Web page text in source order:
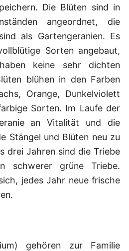
Die Blüten sind in
angeordnet, die
als Gartengeranien. Es
Sorten angebaut,
keine sehr dichten
blühen in den Farben
Orange, Dunkelviolett
Sorten. Im Laufe der
an Vitalität und die
Stängel und Blüten neu zu
drei Jahren sind die Triebe
schwerer grüne Triebe.
jedes Jahr neue frische
gehören zur Familie